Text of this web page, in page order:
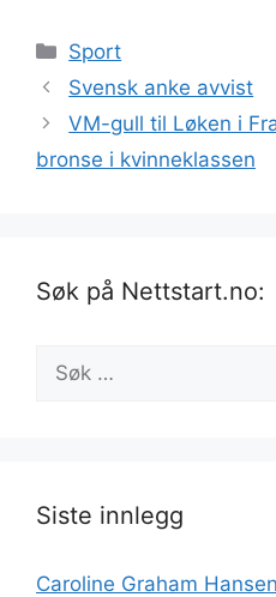
Kategorier
Sport
Svensk anke avvist
VM-gull til Løken i
bronse i kvinneklassen
Søk på Nettstart.no:
etter:
Siste innlegg
Caroline Graham